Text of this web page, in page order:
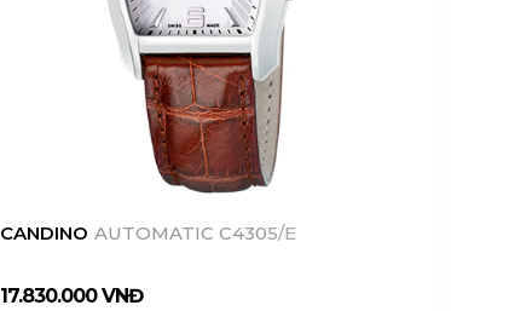
CANDINO AUTOMATIC C4305/E
17.830.000 VNĐ